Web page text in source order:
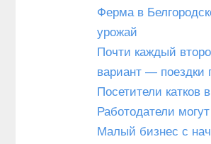
Ферма в
урожай
Почти каждый
вариант — поездки
Посетители
Работодатели
Малый бизнес с